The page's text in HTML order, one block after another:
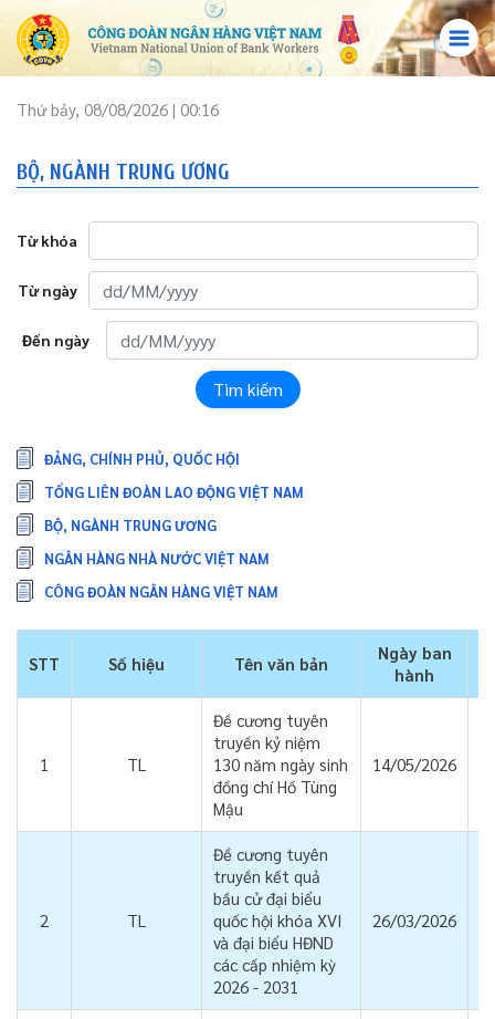
Thứ bảy, 08/08/2026 | 00:16
BỘ, NGÀNH TRUNG ƯƠNG
Từ khóa
Từ ngày
Đến ngày
Tìm kiếm
ĐẢNG, CHÍNH PHỦ, QUỐC HỘI
TỔNG LIÊN ĐOÀN LAO ĐỘNG VIỆT NAM
BỘ, NGÀNH TRUNG ƯƠNG
NGÂN HÀNG NHÀ NƯỚC VIỆT NAM
CÔNG ĐOÀN NGÂN HÀNG VIỆT NAM
STT Số hiệu Tên văn bản
Ngày ban
hành
1 TL
Đề cương tuyên
truyền kỷ niệm
130 năm ngày sinh
đồng chí Hồ Tùng
Mậu
14/05/2026
2 TL
Đề cương tuyên
truyền kết quả
bầu cử đại biểu
quốc hội khóa XVI
và đại biểu HĐND
các cấp nhiệm kỳ
2026 - 2031
26/03/2026